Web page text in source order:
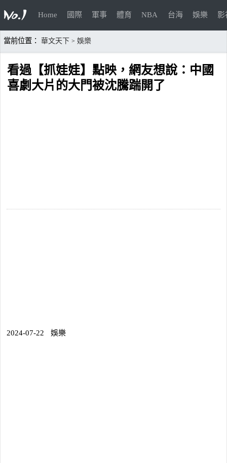
Home 國際 軍事 體育 NBA 台海 娛樂 影
當前位置： 華文天下 > 娛樂
看過【抓娃娃】點映，網友想說：中國
喜劇大片的大門被沈騰踹開了
2024-07-22 娛樂